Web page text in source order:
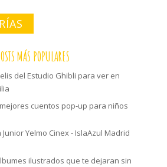
MÁS POPULARES
del Estudio Ghibli para ver en
cuentos pop-up para niños
Junior Yelmo Cinex - IslaAzul Madrid
ilustrados que te dejaran sin